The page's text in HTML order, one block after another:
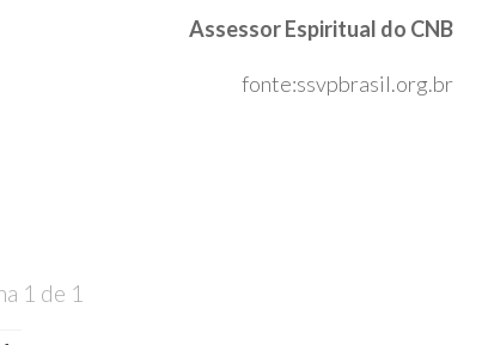
Assessor Espiritual do CNB
fonte:ssvpbrasil.org.br
1 de 1